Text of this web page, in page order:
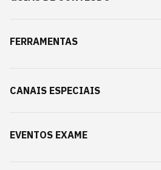
FERRAMENTAS
CANAIS ESPECIAIS
EVENTOS EXAME